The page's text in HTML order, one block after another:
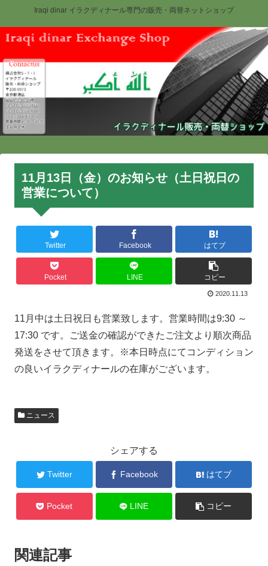
Iraqi dinar イラクディナール専門の販売・両替ネットショップ
11月13日（金）のお知らせ（土日祝日の
営業について）
Twitter Facebook はてブ
Pocket LINE コピー
2020.11.13
11月中は土日祝日も営業致します。営業時間は9:30 ～
17:30 です。ご送金の確認ができたご注文より順次商品
発送をさせて頂きます。※本日時点にてコンディション
の良いイラクディナールの在庫がございます。
ニュース
シェアする
Twitter Facebook はてブ
Pocket LINE コピー
関連記事